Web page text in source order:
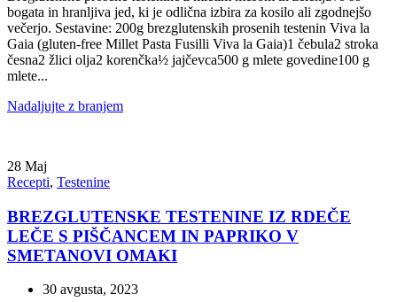
bogata in hranljiva jed, ki je odlična izbira za kosilo ali zgodnejšo
večerjo. Sestavine: 200g brezglutenskih prosenih testenin Viva la
Gaia (gluten-free Millet Pasta Fusilli Viva la Gaia)1 čebula2 stroka
česna2 žlici olja2 korenčka½ jajčevca500 g mlete govedine100 g
mlete...
Nadaljujte z branjem
28 Maj
Recepti, Testenine
BREZGLUTENSKE TESTENINE IZ RDEČE
LEČE S PIŠČANCEM IN PAPRIKO V
SMETANOVI OMAKI
30 avgusta, 2023